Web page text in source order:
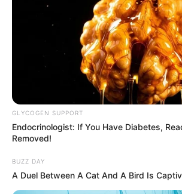
GLYCOGEN SUPPORT
Endocrinologist: If You Have Diabetes,
Removed!
BUZZ DAY
A Duel Between A Cat And A Bird Is